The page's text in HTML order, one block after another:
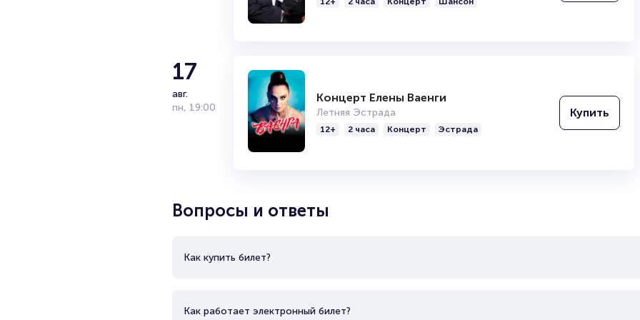
успешные рок-группы «Кипелов», «Мастер» и др. Они оказали огромное влияние на развитие
России. Были награждены премиями «Чартова дюжина», «Русский топ» и «Fuzz». В их
17
авг.
пн, 19:00
Концерт Елены Ваенги
Летняя Эстрада
12+ 2 часа Концерт Эстрада
Купить
Вопросы и ответы
Как купить билет?
Как работает электронный билет?